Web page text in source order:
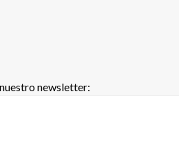
newsletter: